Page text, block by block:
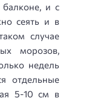
балконе, и с
сеять и в
случае
морозов,
недель
отдельные
5-10 см в